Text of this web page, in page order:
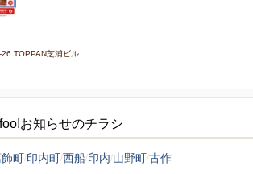
TOPPAN芝浦ビル
お知らせのチラシ
町 印内町西船 印内 山野町古作